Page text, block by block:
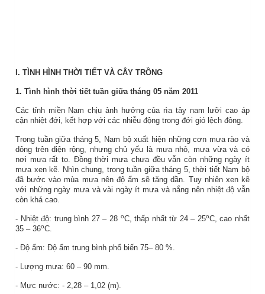
I. TÌNH HÌNH THỜI TIẾT VÀ CÂY TRỒNG
1. Tình hình thời tiết tuần giữa tháng 05 năm 2011
Các tỉnh miền Nam chịu ảnh hưởng của rìa tây nam lưỡi cao áp
cận nhiệt đới, kết hợp với các nhiễu động trong đới gió lệch đông.
Trong tuần giữa tháng 5, Nam bộ xuất hiện những cơn mưa rào và
dông trên diện rộng, nhưng chủ yếu là mưa nhỏ, mưa vừa và có
nơi mưa rất to. Đồng thời mưa chưa đều vẫn còn những ngày ít
mưa xen kẽ. Nhìn chung, trong tuần giữa tháng 5, thời tiết Nam bộ
đã bước vào mùa mưa nên độ ẩm sẽ tăng dần. Tuy nhiên xen kẽ
với những ngày mưa và vài ngày ít mưa và nắng nên nhiệt độ vẫn
còn khá cao.
- Nhiệt độ: trung bình 27 – 28 oC, thấp nhất từ 24 – 25oC, cao nhất
35 – 36oC.
- Độ ẩm: Độ ẩm trung bình phổ biến 75– 80 %.
- Lượng mưa: 60 – 90 mm.
- Mực nước: - 2,28 – 1,02 (m).